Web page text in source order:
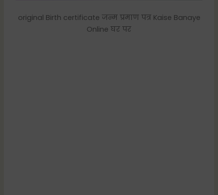
original Birth certificate जन्म प्रमाण पत्र Kaise Banaye
Online घर पर